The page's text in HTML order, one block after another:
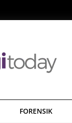
FORENSIK